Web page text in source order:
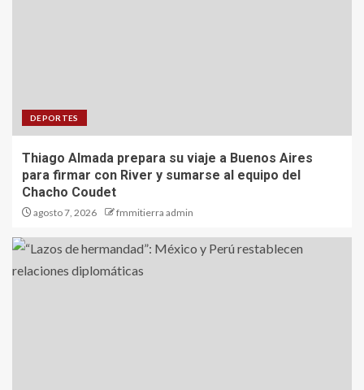
DEPORTES
Thiago Almada prepara su viaje a Buenos Aires
para firmar con River y sumarse al equipo del
Chacho Coudet
agosto 7, 2026 fmmitierra admin